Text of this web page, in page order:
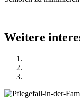
Weitere